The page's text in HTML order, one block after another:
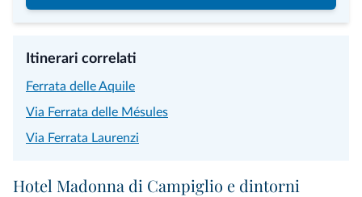
Itinerari correlati
Ferrata delle Aquile
Via Ferrata delle Mésules
Via Ferrata Laurenzi
Hotel Madonna di Campiglio e dintorni